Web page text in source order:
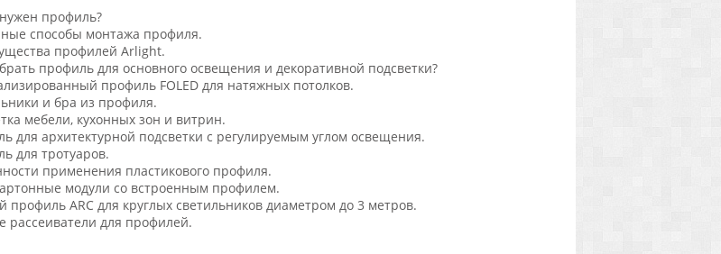
профиль?
способы монтажа профиля.
профилей Arlight.
профиль для основного освещения и декоративной подсветки?
профиль FOLED для натяжных потолков.
и бра из профиля.
мебели, кухонных зон и витрин.
для архитектурной подсветки с регулируемым углом освещения.
для тротуаров.
применения пластикового профиля.
модули со встроенным профилем.
профиль ARC для круглых светильников диаметром до 3 метров.
рассеиватели для профилей.